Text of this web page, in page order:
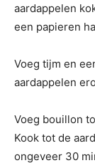
aardappelen
een papieren
Voeg tijm en
aardappelen
Voeg bouillon
Kook tot de
ongeveer 30